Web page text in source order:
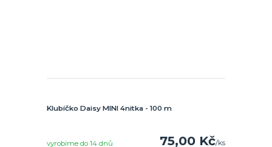
Klubíčko Daisy MINI 4nitka - 100 m
75,00 Kč/ks
vyrobíme do 14 dnů